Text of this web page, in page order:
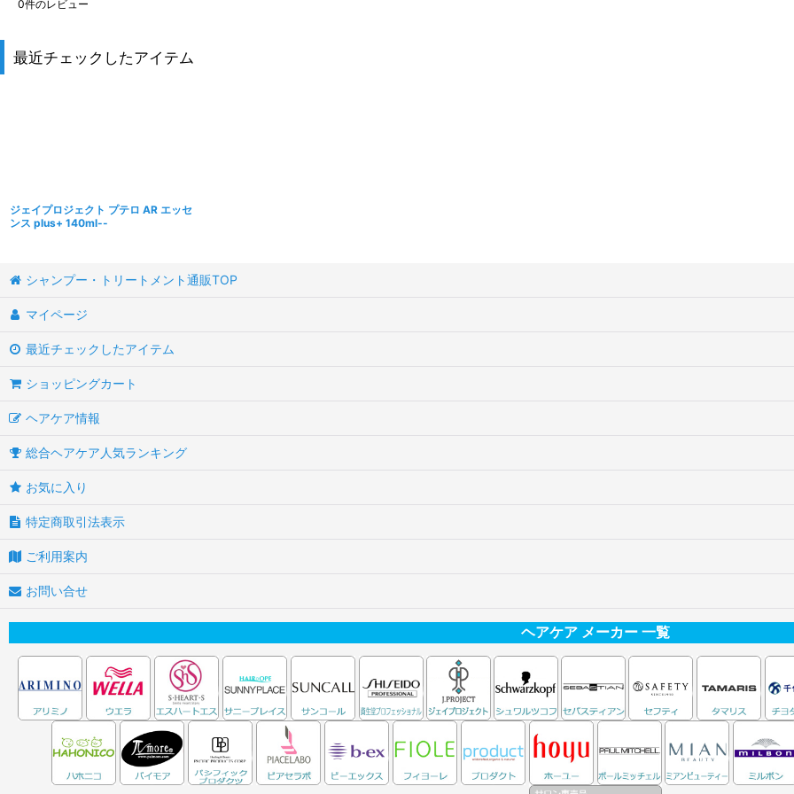
0件のレビュー
最近チェックしたアイテム
ジェイプロジェクト プテロ AR エッセ
ンス plus+ 140ml--
シャンプー・トリートメント通販TOP
マイページ
最近チェックしたアイテム
ショッピングカート
ヘアケア情報
総合ヘアケア人気ランキング
お気に入り
特定商取引法表示
ご利用案内
お問い合せ
ヘアケア メーカー 一覧